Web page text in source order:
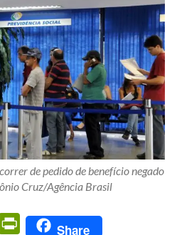
de pedido de benefício negado
Cruz/Agência Brasil
Email PrintFriendly
Share